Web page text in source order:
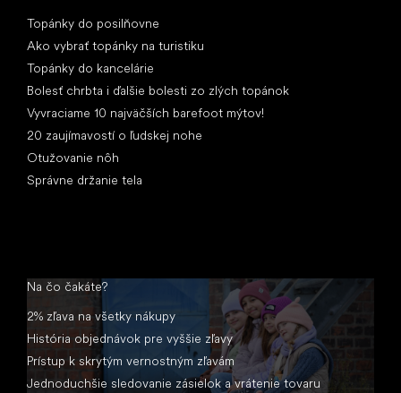
Topánky do posilňovne
Ako vybrať topánky na turistiku
Topánky do kancelárie
Bolesť chrbta i ďalšie bolesti zo zlých topánok
Vyvraciame 10 najväčších barefoot mýtov!
20 zaujímavostí o ľudskej nohe
Otužovanie nôh
Správne držanie tela
Na čo čakáte?
2% zľava na všetky nákupy
História objednávok pre vyššie zľavy
Prístup k skrytým vernostným zľavám
Jednoduchšie sledovanie zásielok a vrátenie tovaru